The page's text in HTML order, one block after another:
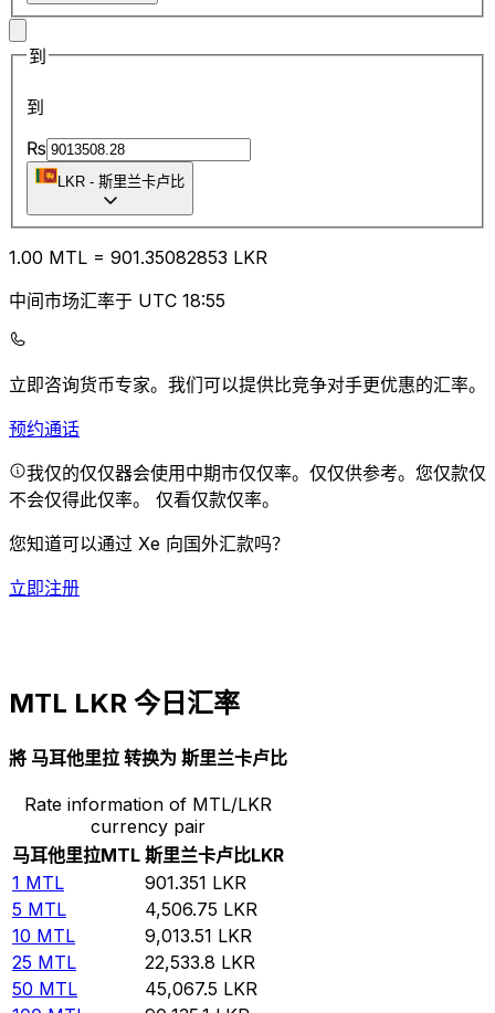
到
到
₨
LKR - 斯里兰卡卢比
1.00 MTL = 901.35082853 LKR
中间市场汇率于 UTC 18:55
立即咨询货币专家。 我们可以提供比竞争对手更优惠的汇率。
预约通话
我仅的仅仅器会使用中期市仅仅率。仅仅供参考。您仅款仅
不会仅得此仅率。 仅看仅款仅率。
您知道可以通过 Xe 向国外汇款吗？
立即注册
MTL LKR 今日汇率
將 马耳他里拉 转换为 斯里兰卡卢比
Rate information of MTL/LKR
currency pair
马耳他里拉MTL 斯里兰卡卢比LKR
1 MTL 901.351 LKR
5 MTL 4,506.75 LKR
10 MTL 9,013.51 LKR
25 MTL 22,533.8 LKR
50 MTL 45,067.5 LKR